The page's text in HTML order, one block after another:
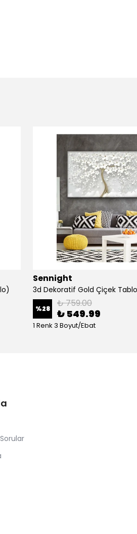
Sennight
3d Dekoratif Gold Çiçek Tablo
%28 ₺ 759.00
₺ 549.99
1 Renk 3 Boyut/Ebat